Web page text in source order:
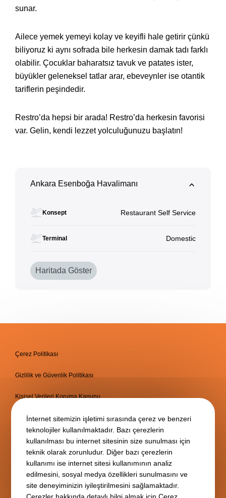
sunar.
Ailece yemek yemeyi kolay ve keyifli hale getirir çünkü
biliyoruz ki aynı sofrada bile herkesin damak tadı farklı
olabilir. Çocuklar baharatsız tavuk ve patates ister,
büyükler geleneksel tatlar arar, ebeveynler ise otantik
tariflerin peşindedir.
Restro’da hepsi bir arada! Restro’da herkesin favorisi
var. Gelin, kendi lezzet yolculuğunuzu başlatın!
Ankara Esenboğa Havalimanı
Konsept Restaurant Self Service
Terminal Domestic
Haritada Göster
Çerez Politikası
Gizlilik ve Güvenlik Politikası
Kişisel Verileri Koruma Kanunu
Bilgi Toplumu Hizmetleri
İnternet sitemizin işletimi sırasında çerez ve benzeri
teknolojiler kullanılmaktadır. Bazı çerezlerin
kullanılması bu internet sitesinin size sunulması için
teknik olarak zorunludur. Diğer bazı çerezlerin
kullanımı ise internet sitesi kullanımının analiz
edilmesini, sosyal medya özellikleri sunulmasını ve
site deneyiminizin iyileştirilmesini sağlamaktadır.